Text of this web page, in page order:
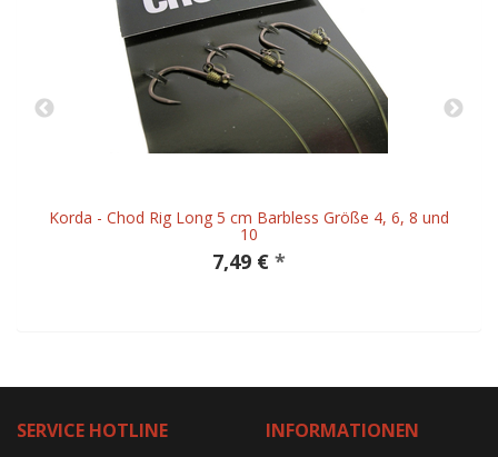
Korda - Chod Rig Long 5 cm Barbless Größe 4, 6, 8 und
10
7,49 € *
SERVICE HOTLINE
INFORMATIONEN